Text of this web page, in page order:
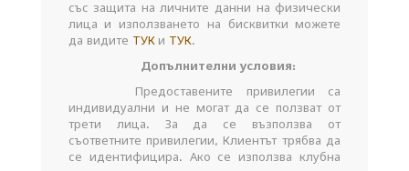
със защита на личните данни на физически
лица и използването на бисквитки можете
да видите ТУК и ТУК.
Допълнителни условия:
Предоставените привилегии са
индивидуални и не могат да се ползват от
трети лица. За да се възползва от
съответните привилегии, Клиентът трябва да
се идентифицира. Ако се използва клубна